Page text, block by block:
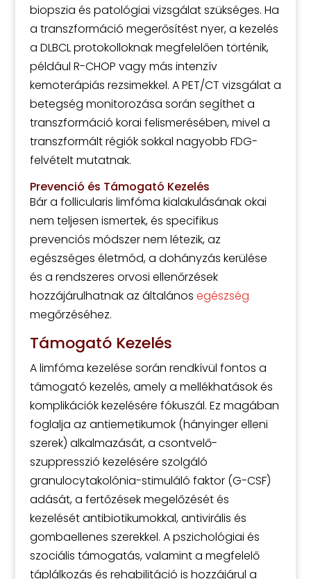
biopszia és patológiai vizsgálat szükséges. Ha
a transzformáció megerősítést nyer, a kezelés
a DLBCL protokolloknak megfelelően történik,
például R-CHOP vagy más intenzív
kemoterápiás rezsimekkel. A PET/CT vizsgálat a
betegség monitorozása során segíthet a
transzformáció korai felismerésében, mivel a
transzformált régiók sokkal nagyobb FDG-
felvételt mutatnak.
Prevenció és Támogató Kezelés
Bár a follicularis limfóma kialakulásának okai
nem teljesen ismertek, és specifikus
prevenciós módszer nem létezik, az
egészséges életmód, a dohányzás kerülése
és a rendszeres orvosi ellenőrzések
hozzájárulhatnak az általános egészség
megőrzéséhez.
Támogató Kezelés
A limfóma kezelése során rendkívül fontos a
támogató kezelés, amely a mellékhatások és
komplikációk kezelésére fókuszál. Ez magában
foglalja az antiemetikumok (hányinger elleni
szerek) alkalmazását, a csontvelő-
szuppresszió kezelésére szolgáló
granulocytakolónia-stimuláló faktor (G-CSF)
adását, a fertőzések megelőzését és
kezelését antibiotikumokkal, antivirális és
gombaellenes szerekkel. A pszichológiai és
szociális támogatás, valamint a megfelelő
táplálkozás és rehabilitáció is hozzájárul a